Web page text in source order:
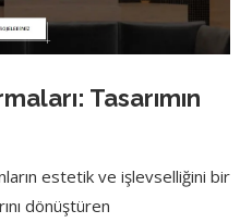
Tasarımın
estetik ve işlevselliğini bir
dönüştüren